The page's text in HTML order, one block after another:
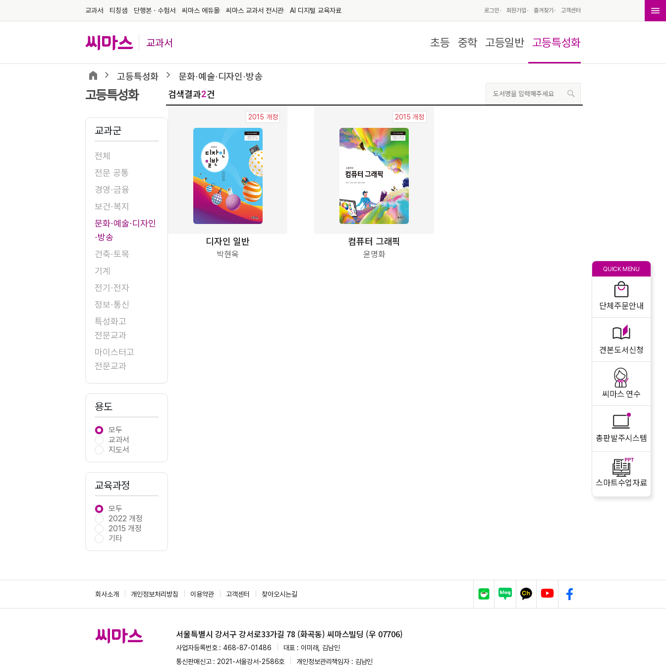
교과서 티칭샘 단행본ㆍ수험서 씨마스 에듀몰 씨마스 교과서 전시관 AI 디지털 교육자료 로그인 회원가입 즐겨찾기 고객센터
교과서 초등 중학 고등일반 고등특성화
QUICK MENU
단체주문안내
견본도서신청
씨마스 연수
총판발주시스템
스마트수업자료
고등특성화 문화⋅예술⋅디자인⋅방송
고등특성화
교과군
전체
전문 공통
경영⋅금융
보건⋅복지
문화⋅예술⋅디자인
⋅방송
건축⋅토목
기계
전기⋅전자
정보⋅통신
특성화고
전문교과
마이스터고
전문교과
용도
모두
교과서
지도서
교육과정
모두
2022 개정
2015 개정
기타
검색결과2건
2015 개정
디자인 일반
박현욱
2015 개정
컴퓨터 그래픽
윤명화
회사소개 개인정보처리방침 이용약관 고객센터 찾아오시는길
서울특별시 강서구 강서로33가길 78 (화곡동) 씨마스빌딩 (우 07706)
사업자등록번호 : 468-87-01486
대표 : 이미래, 김남인
통신판매신고 : 2021-서울강서-2586호
개인정보관리책임자 : 김남인